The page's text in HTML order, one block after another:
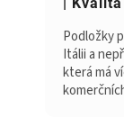
Podložky
Itálii a
která má